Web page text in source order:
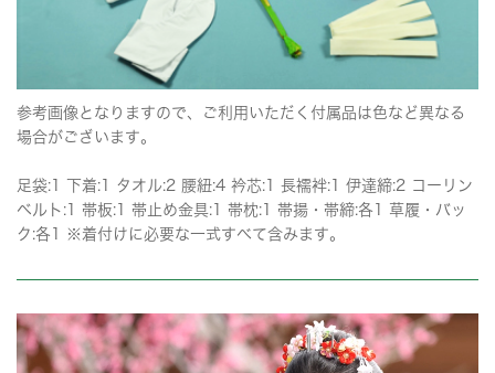
参考画像となりますので、ご利用いただく付属品は色など異なる
場合がございます。
足袋:1 下着:1 タオル:2 腰紐:4 衿芯:1 長襦袢:1 伊達締:2 コーリン
ベルト:1 帯板:1 帯止め金具:1 帯枕:1 帯揚・帯締:各1 草履・バッ
ク:各1 ※着付けに必要な一式すべて含みます。